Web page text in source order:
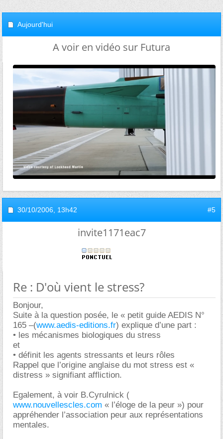
Aujourd'hui
A voir en vidéo sur Futura
30/10/2006, 13h42 #5
invite1171eac7
Re : D'où vient le stress?
Bonjour,
Suite à la question posée, le « petit guide AEDIS N°
165 –(www.aedis-editions.fr) explique d’une part :
• les mécanismes biologiques du stress
et
• définit les agents stressants et leurs rôles
Rappel que l’origine anglaise du mot stress est «
distress » signifiant affliction.
Egalement, à voir B.Cyrulnick (
www.nouvellescles.com « l’éloge de la peur ») pour
appréhender l’association peur aux représentations
mentales.